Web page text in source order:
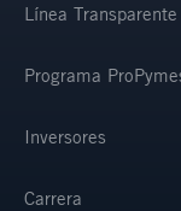
Línea Transparente
Programa
Inversores
Carrera